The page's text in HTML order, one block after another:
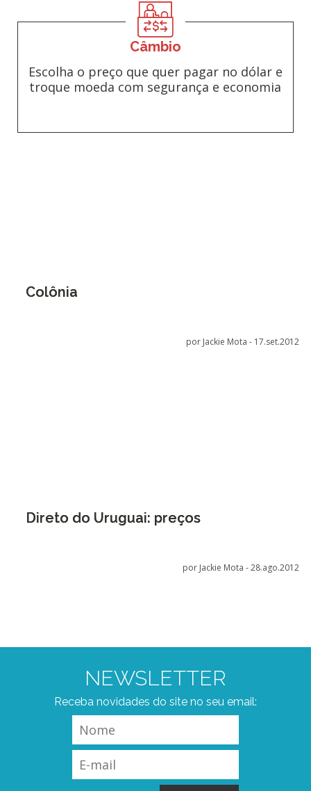
Câmbio
Escolha o preço que quer pagar no dólar e
troque moeda com segurança e economia
Colônia
por Jackie Mota - 17.set.2012
Direto do Uruguai: preços
por Jackie Mota -28.ago.2012
NEWSLETTER
Receba novidades do site no seu email: